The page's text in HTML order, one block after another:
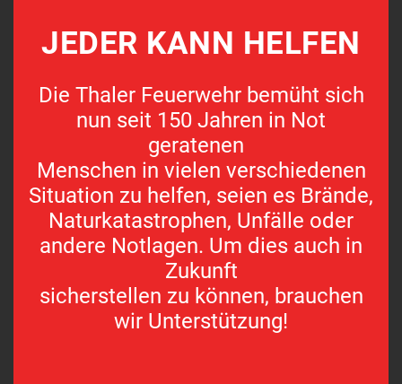
JEDER KANN HELFEN
Die Thaler Feuerwehr bemüht sich
nun seit 150 Jahren in Not
geratenen
Menschen in vielen verschiedenen
Situation zu helfen, seien es Brände,
Naturkatastrophen, Unfälle oder
andere Notlagen. Um dies auch in
Zukunft
sicherstellen zu können, brauchen
wir Unterstützung!